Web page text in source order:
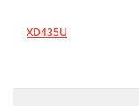
XD435U